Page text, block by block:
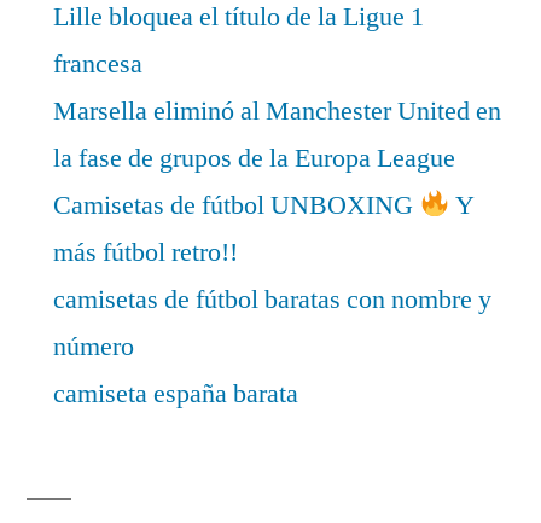
Lille bloquea el título de la Ligue 1
francesa
Marsella eliminó al Manchester United en
la fase de grupos de la Europa League
Camisetas de fútbol UNBOXING
Y
más fútbol retro!!
camisetas de fútbol baratas con nombre y
número
camiseta españa barata